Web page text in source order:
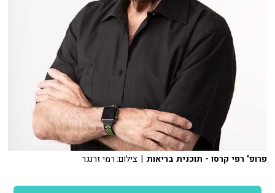
פרופ' רפי קרסו - תוכנית בריאות | צילום: רמי זרנגר